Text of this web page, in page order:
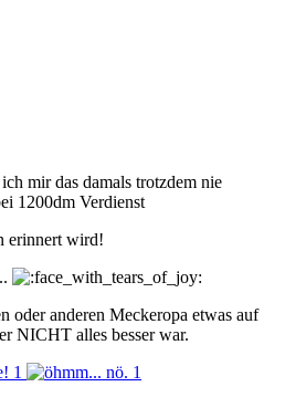
mir das damals trotzdem nie
1200dm Verdienst
erinnert wird!
oder anderen Meckeropa etwas auf
NICHT alles besser war.
1 1